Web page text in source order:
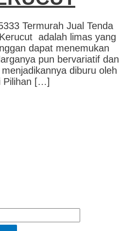
Termurah Jual Tenda
adalah limas yang
dapat menemukan
pun bervariatif dan
diburu oleh
Pilihan […]